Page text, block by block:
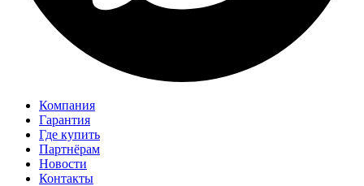
Компания
Гарантия
Где купить
Партнёрам
Новости
Контакты